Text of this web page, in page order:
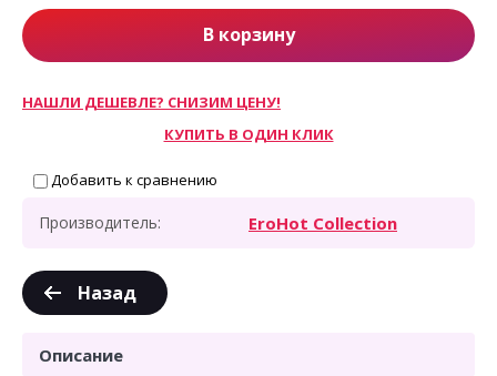
В корзину
НАШЛИ ДЕШЕВЛЕ? СНИЗИМ ЦЕНУ!
КУПИТЬ В ОДИН КЛИК
Добавить к сравнению
Производитель: EroHot Collection
Назад
Описание